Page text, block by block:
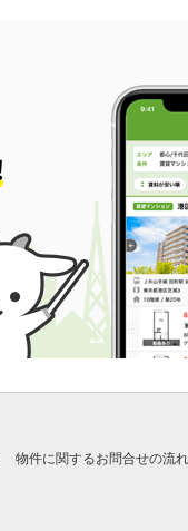
物件に関するお問合せの流れ